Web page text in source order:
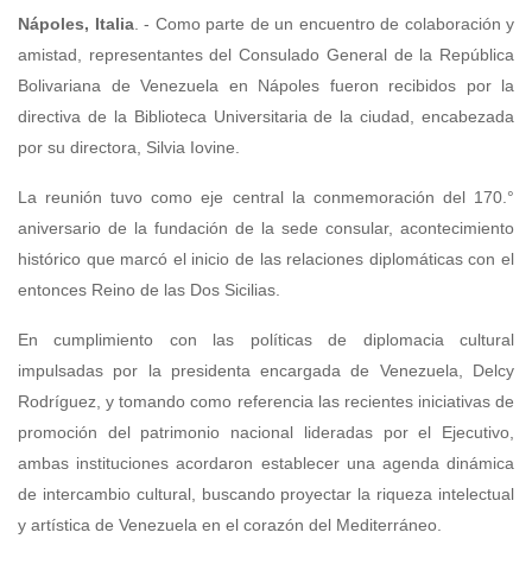
Nápoles, Italia. - Como parte de un encuentro de colaboración y
amistad, representantes del Consulado General de la República
Bolivariana de Venezuela en Nápoles fueron recibidos por la
directiva de la Biblioteca Universitaria de la ciudad, encabezada
por su directora, Silvia Iovine.
La reunión tuvo como eje central la conmemoración del 170.°
aniversario de la fundación de la sede consular, acontecimiento
histórico que marcó el inicio de las relaciones diplomáticas con el
entonces Reino de las Dos Sicilias.
En cumplimiento con las políticas de diplomacia cultural
impulsadas por la presidenta encargada de Venezuela, Delcy
Rodríguez, y tomando como referencia las recientes iniciativas de
promoción del patrimonio nacional lideradas por el Ejecutivo,
ambas instituciones acordaron establecer una agenda dinámica
de intercambio cultural, buscando proyectar la riqueza intelectual
y artística de Venezuela en el corazón del Mediterráneo.